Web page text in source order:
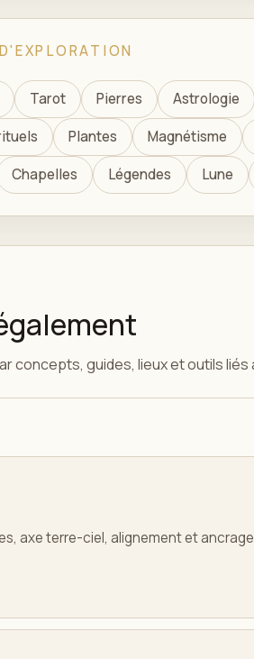
Tarot Pierres Astrologie
Plantes Magnétisme
Chapelles Légendes Lune
concepts, guides, lieux et outils liés
axe terre-ciel, alignement et